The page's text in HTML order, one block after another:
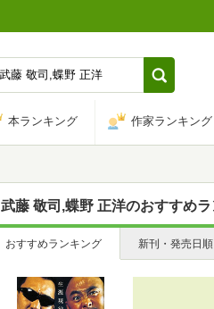
本ランキング 作家ランキング
武藤 敬司,蝶野 正洋のおすすめ
おすすめランキング 新刊・発売日順